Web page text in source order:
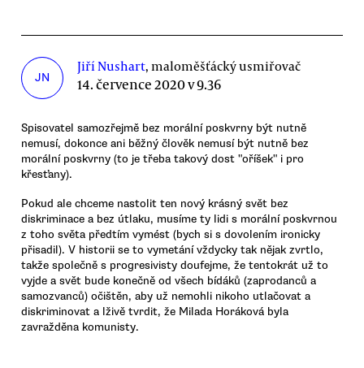
JN
Jiří Nushart, maloměšťácký usmiřovač
14. července 2020 v 9.36
Spisovatel samozřejmě bez morální poskvrny být nutně
nemusí, dokonce ani běžný člověk nemusí být nutně bez
morální poskvrny (to je třeba takový dost "oříšek" i pro
křesťany).
Pokud ale chceme nastolit ten nový krásný svět bez
diskriminace a bez útlaku, musíme ty lidi s morální poskvrnou
z toho světa předtím vymést (bych si s dovolením ironicky
přisadil). V historii se to vymetání vždycky tak nějak zvrtlo,
takže společně s progresivisty doufejme, že tentokrát už to
vyjde a svět bude konečně od všech bídáků (zaprodanců a
samozvanců) očištěn, aby už nemohli nikoho utlačovat a
diskriminovat a lživě tvrdit, že Milada Horáková byla
zavražděna komunisty.